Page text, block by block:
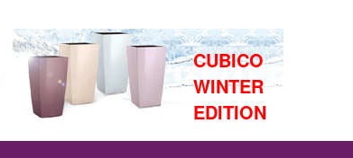
CUBICO
WINTER
EDITION